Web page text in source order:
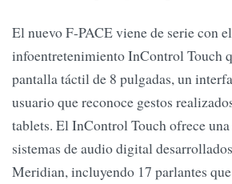
El nuevo F-PACE viene de serie con
infoentretenimiento InControl Touch
pantalla táctil de 8 pulgadas, un
usuario que reconoce gestos
tablets. El InControl Touch ofrece
sistemas de audio digital
Meridian, incluyendo 17 parlantes